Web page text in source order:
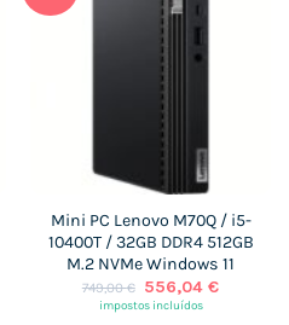
Mini PC Lenovo M70Q / i5-
10400T / 32GB DDR4 512GB
M.2 NVMe Windows 11
749,00€ O
preço
556,04€O
impostos incluídos